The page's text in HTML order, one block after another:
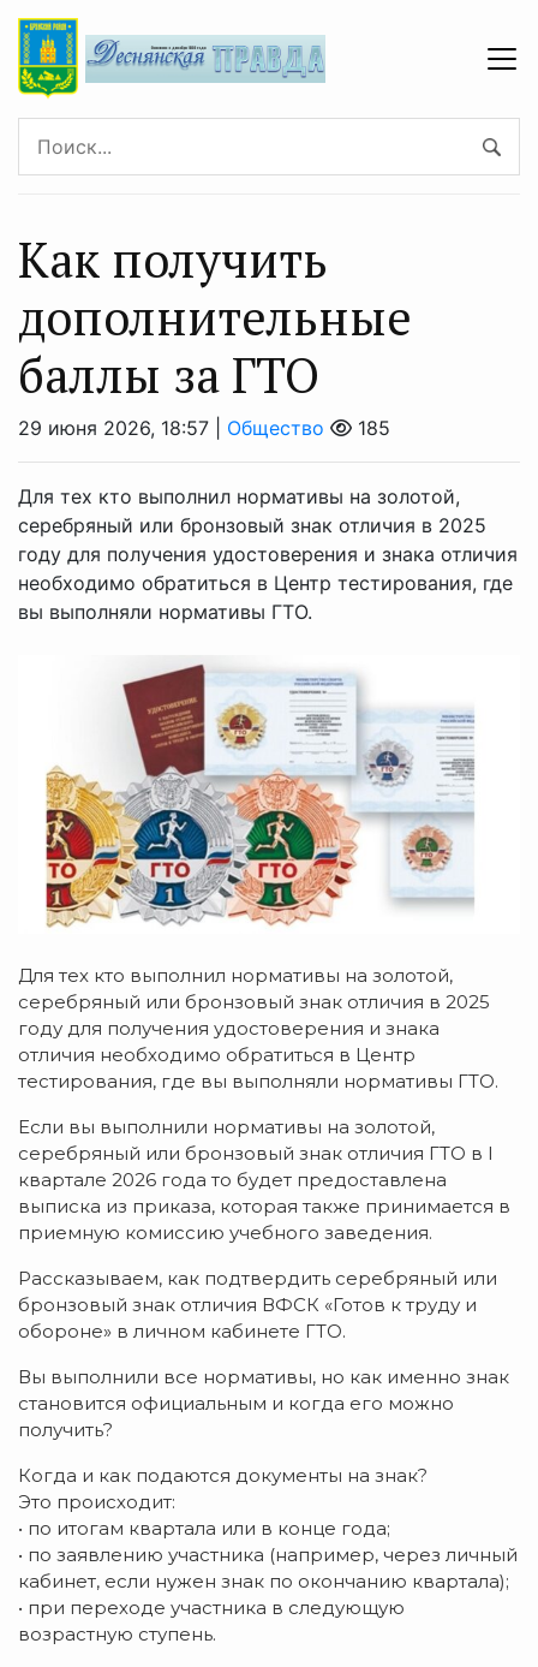
Как получить
дополнительные
баллы за ГТО
29 июня 2026, 18:57 | Общество 185
Для тех кто выполнил нормативы на золотой,
серебряный или бронзовый знак отличия в 2025
году для получения удостоверения и знака отличия
необходимо обратиться в Центр тестирования, где
вы выполняли нормативы ГТО.
Для тех кто выполнил нормативы на золотой,
серебряный или бронзовый знак отличия в 2025
году для получения удостоверения и знака
отличия необходимо обратиться в Центр
тестирования, где вы выполняли нормативы ГТО.
Если вы выполнили нормативы на золотой,
серебряный или бронзовый знак отличия ГТО в I
квартале 2026 года то будет предоставлена
выписка из приказа, которая также принимается в
приемную комиссию учебного заведения.
Рассказываем, как подтвердить серебряный или
бронзовый знак отличия ВФСК «Готов к труду и
обороне» в личном кабинете ГТО.
Вы выполнили все нормативы, но как именно знак
становится официальным и когда его можно
получить?
Когда и как подаются документы на знак?
Это происходит:
• по итогам квартала или в конце года;
• по заявлению участника (например, через личный
кабинет, если нужен знак по окончанию квартала);
• при переходе участника в следующую
возрастную ступень.